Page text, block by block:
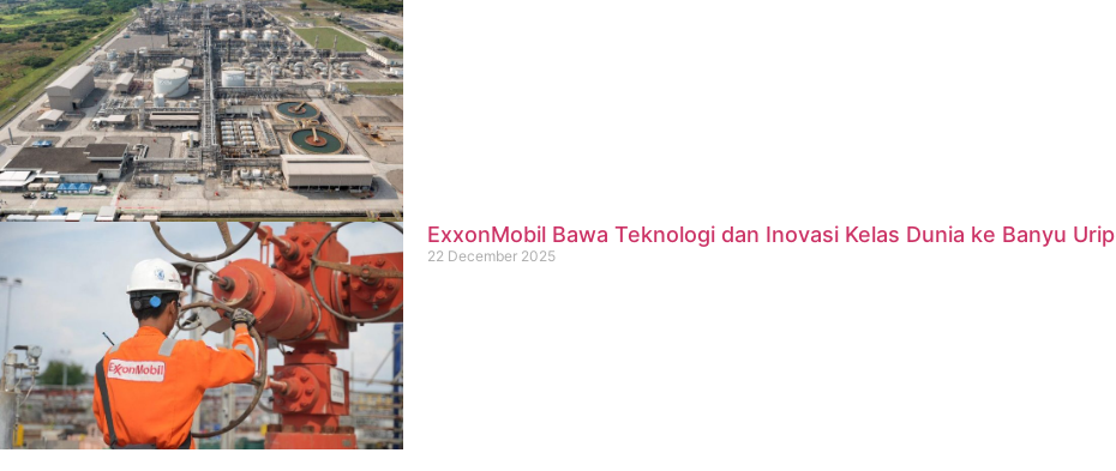
ExxonMobil Bawa Teknologi dan Inovasi Kelas Dunia ke Banyu Urip
22 December 2025